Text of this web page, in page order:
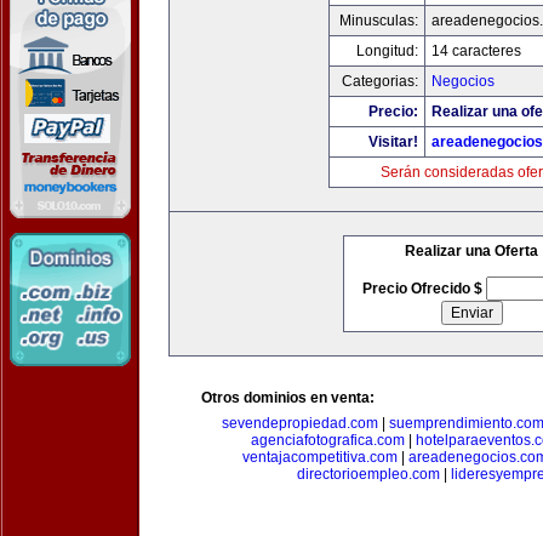
Minusculas:
Longitud:
14 caracteres
Categorias:
Negocios
Precio:
Realizar una
Visitar!
Serán consideradas
Realizar una Oferta
Precio Ofrecido $
Otros dominios en venta:
sevendepropiedad.com| suemprendimiento.com
agenciafotografica.com|
ventajacompetitiva.com
directorioempleo.com|